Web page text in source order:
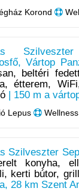
Korond
Vártop
beltéri
étterem,
| 150 m a
Lepus Wellness
Szilveszter
konyha,
kerti bútor,
28 km Szent